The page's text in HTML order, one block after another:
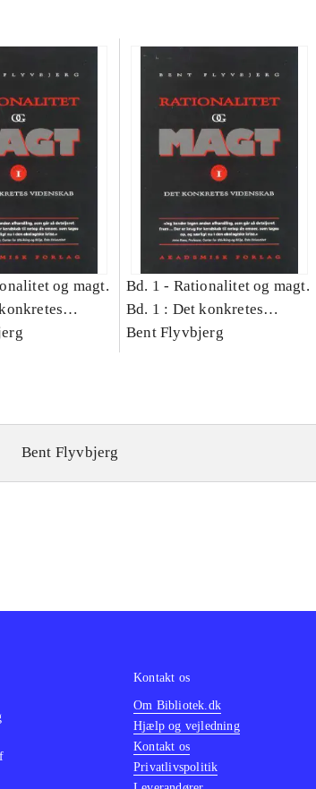
og magt.
Bd. 1 - Rationalitet og magt.
Bd. 1 : Det konkretes
videnskab
Bent Flyvbjerg
Bent Flyvbjerg
Kontakt os
Om Bibliotek.dk
Hjælp og vejledning
Kontakt os
Privatlivspolitik